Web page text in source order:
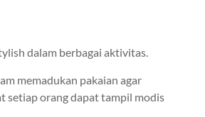
dalam berbagai aktivitas.
memadukan pakaian agar
setiap orang dapat tampil modis